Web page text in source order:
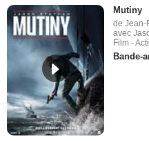
Mutiny
de Jean-
avec
Film -
Bande-